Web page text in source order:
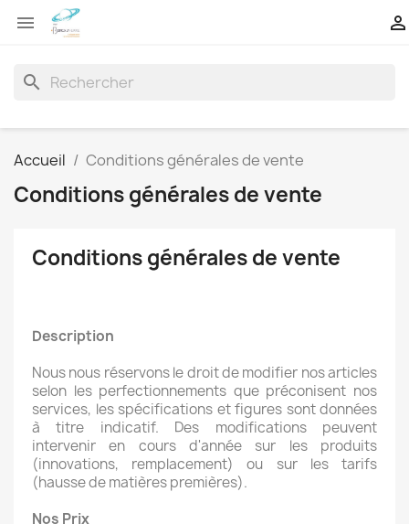
 
search
Accueil Conditions générales de vente
Conditions générales de vente
Conditions générales de vente
Description
Nous nous réservons le droit de modifier nos articles
selon les perfectionnements que préconisent nos
services, les spécifications et figures sont données
à titre indicatif. Des modifications peuvent
intervenir en cours d'année sur les produits
(innovations, remplacement) ou sur les tarifs
(hausse de matières premières).
Nos Prix